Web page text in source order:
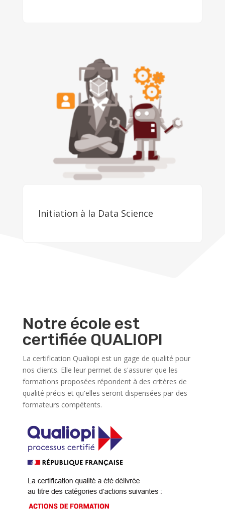
Initiation à la Data Science
Notre école est
certifiée QUALIOPI
La certification Qualiopi est un gage de qualité pour
nos clients. Elle leur permet de s'assurer que les
formations proposées répondent à des critères de
qualité précis et qu'elles seront dispensées par des
formateurs compétents.